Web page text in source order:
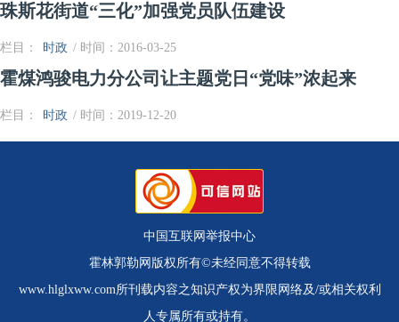
珠斯花街道“三化”加强党员队伍建设
栏目： 时政 / 时间：2016-03-25
霍煤鸿骏电力分公司让主题党日“党味”浓起来
栏目： 时政 / 时间：2019-12-20
中国互联网举报中心
霍林郭勒网版权所有©未经同意不得转载
www.hlglxww.com所刊载内容之知识产权为界限网络及/或相关权利
人专属所有或持有。